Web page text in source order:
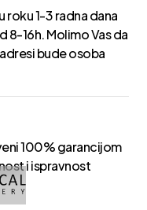
roku 1-3 radna dana
8-16h. Molimo Vas da
bude osoba
100% garancijom
i ispravnost